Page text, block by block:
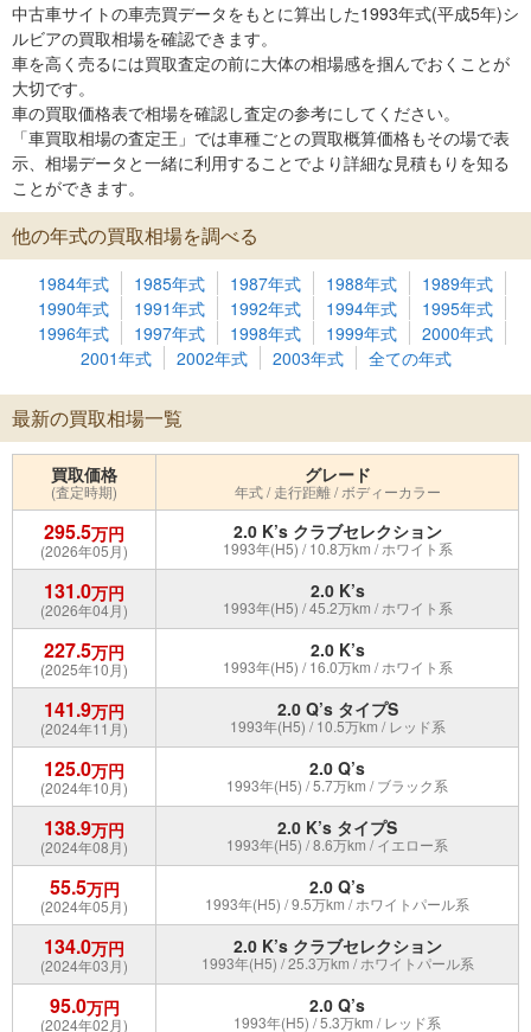
中古車サイトの車売買データをもとに算出した1993年式(平成5年)シ
ルビアの買取相場を確認できます。
車を高く売るには買取査定の前に大体の相場感を掴んでおくことが
大切です。
車の買取価格表で相場を確認し査定の参考にしてください。
「車買取相場の査定王」では車種ごとの買取概算価格もその場で表
示、相場データと一緒に利用することでより詳細な見積もりを知る
ことができます。
他の年式の買取相場を調べる
1984年式 1985年式 1987年式 1988年式
1989年式
1990年式
1991年式 1992年式 1994年式
1995年式
1996年式
1997年式 1998年式 1999年式
2000年式
2001年式
2002年式 2003年式 全ての年式
最新の買取相場一覧
買取価格
(査定時期)
グレード
年式 / 走行距離 / ボディーカラー
295.5万円
(2026年05月)
2.0 K’s クラブセレクション
1993年(H5) / 10.8万km / ホワイト系
131.0万円
(2026年04月)
2.0 K’s
1993年(H5) / 45.2万km / ホワイト系
227.5万円
(2025年10月)
2.0 K’s
1993年(H5) / 16.0万km / ホワイト系
141.9万円
(2024年11月)
2.0 Q’s タイプS
1993年(H5) / 10.5万km / レッド系
125.0万円
(2024年10月)
2.0 Q’s
1993年(H5) / 5.7万km / ブラック系
138.9万円
(2024年08月)
2.0 K’s タイプS
1993年(H5) / 8.6万km / イエロー系
55.5万円
(2024年05月)
2.0 Q’s
1993年(H5) / 9.5万km / ホワイトパール系
134.0万円
(2024年03月)
2.0 K’s クラブセレクション
1993年(H5) / 25.3万km / ホワイトパール系
95.0万円
(2024年02月)
2.0 Q’s
1993年(H5) / 5.3万km / レッド系